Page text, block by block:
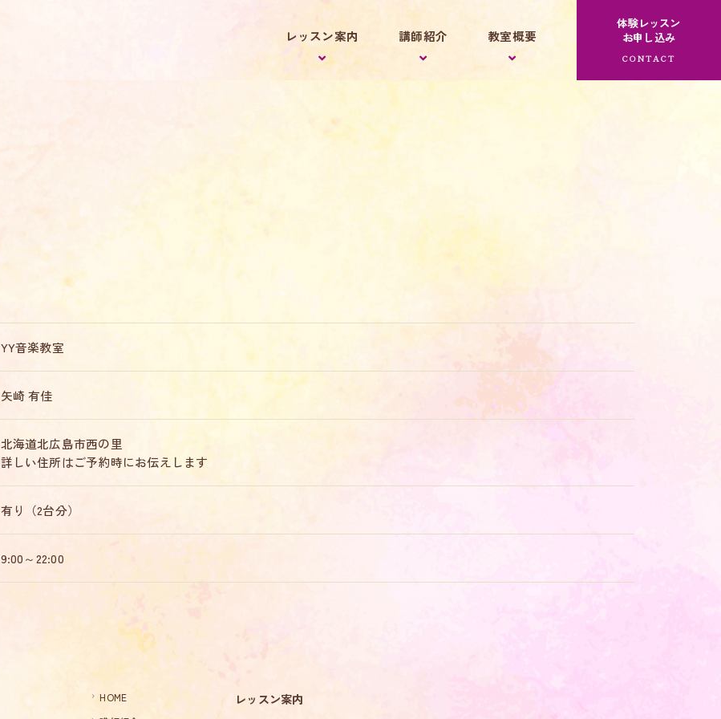
レッスン案内 講師紹介 教室概要
体験レッスン
お申し込み
YY音楽教室
矢崎 有佳
北海道北広島市西の里
詳しい住所はご予約時にお伝えします
有り（2台分）
9:00～22:00
HOME
レッスン案内